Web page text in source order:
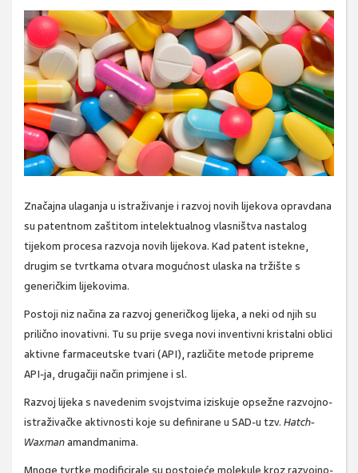
Značajna ulaganja u istraživanje i razvoj novih lijekova opravdana
su patentnom zaštitom intelektualnog vlasništva nastalog
tijekom procesa razvoja novih lijekova. Kad patent istekne,
drugim se tvrtkama otvara mogućnost ulaska na tržište s
generičkim lijekovima.
Postoji niz načina za razvoj generičkog lijeka, a neki od njih su
prilično inovativni. Tu su prije svega novi inventivni kristalni oblici
aktivne farmaceutske tvari (API), različite metode pripreme
API-ja, drugačiji način primjene i sl.
Razvoj lijeka s navedenim svojstvima iziskuje opsežne razvojno-
istraživačke aktivnosti koje su definirane u SAD-u tzv. Hatch-
Waxmanamandmanima.